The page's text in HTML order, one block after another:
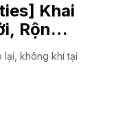
Rộn
không khí tại